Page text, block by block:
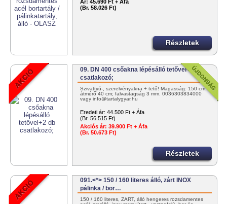
Ár: 45.690 Ft + Áfa
(Br. 58.026 Ft)
Részletek
09. DN 400 csőakna lépésálló tetővel+2 db
csatlakozó;
Szivattyú-, szerelvényakna + tető! Magasság: 150 cm;
átmérő 40 cm; falvastagság 3 mm. 0036303834000
vagy info@tartalygyar.hu
Eredeti ár: 44.500 Ft + Áfa
(Br. 56.515 Ft)
Akciós ár: 39.900 Ft + Áfa
(Br. 50.673 Ft)
Részletek
091.<*> 150 / 160 literes álló, zárt INOX
pálinka / bor…
150 / 160 literes, ZÁRT, álló hengeres rozsdamentes